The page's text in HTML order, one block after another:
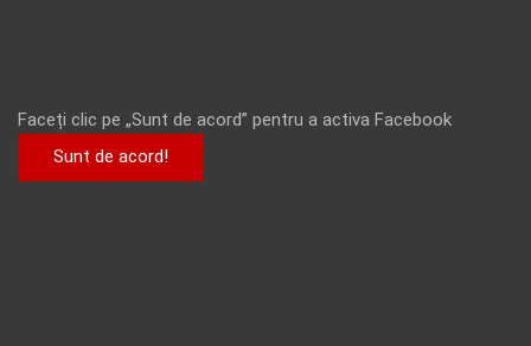
Faceți clic pe „Sunt de acord” pentru a activa Facebook
Sunt de acord!